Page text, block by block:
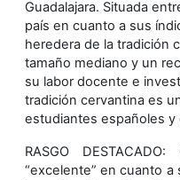
Guadalajara. Situada
país en cuanto a sus
heredera de la tradición
tamaño mediano y un
su labor docente e
tradición cervantina es
estudiantes
RASGO
“excelente” en cuanto